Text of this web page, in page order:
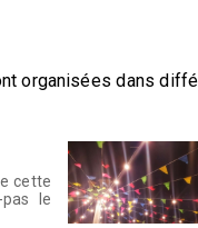
organisées dans
cette
le